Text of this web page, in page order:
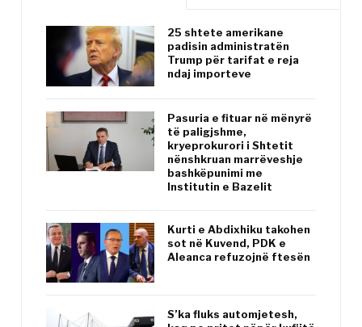
25 shtete amerikane
padisin administratën
Trump për tarifat e reja
ndaj importeve
Pasuria e fituar në mënyrë
të paligjshme,
kryeprokurori i Shtetit
nënshkruan marrëveshje
bashkëpunimi me
Institutin e Bazelit
Kurti e Abdixhiku takohen
sot në Kuvend, PDK e
Aleanca refuzojnë ftesën
S’ka fluks automjetesh,